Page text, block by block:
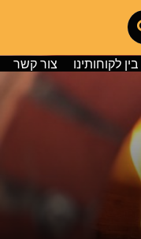
בין לקוחותינו צור קשר